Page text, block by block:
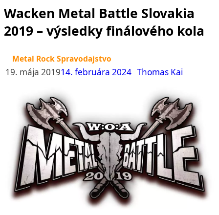
Wacken Metal Battle Slovakia
2019 – výsledky finálového kola
Metal Rock Spravodajstvo
19. mája 201914. februára 2024 Thomas Kai